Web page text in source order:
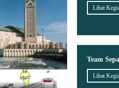
Lihat
Team
Lihat